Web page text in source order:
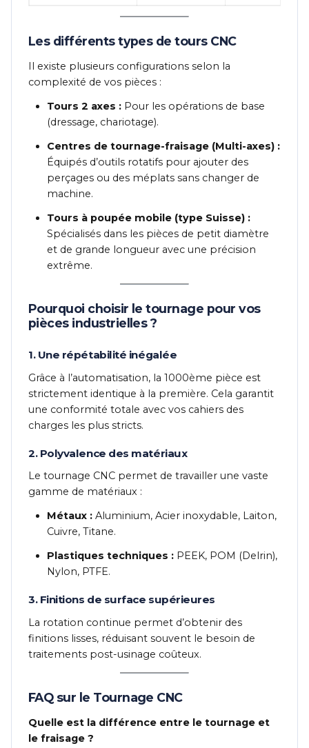
Les différents types de tours CNC
Il existe plusieurs configurations selon la
complexité de vos pièces :
Tours 2 axes : Pour les opérations de base
(dressage, chariotage).
Centres de tournage-fraisage (Multi-axes) :
Équipés d’outils rotatifs pour ajouter des
perçages ou des méplats sans changer de
machine.
Tours à poupée mobile (type Suisse) :
Spécialisés dans les pièces de petit diamètre
et de grande longueur avec une précision
extrême.
Pourquoi choisir le tournage pour vos
pièces industrielles ?
1. Une répétabilité inégalée
Grâce à l’automatisation, la 1000ème pièce est
strictement identique à la première. Cela garantit
une conformité totale avec vos cahiers des
charges les plus stricts.
2. Polyvalence des matériaux
Le tournage CNC permet de travailler une vaste
gamme de matériaux :
Métaux : Aluminium, Acier inoxydable, Laiton,
Cuivre, Titane.
Plastiques techniques : PEEK, POM (Delrin),
Nylon, PTFE.
3. Finitions de surface supérieures
La rotation continue permet d’obtenir des
finitions lisses, réduisant souvent le besoin de
traitements post-usinage coûteux.
FAQ sur le Tournage CNC
Quelle est la différence entre le tournage et
le fraisage ?